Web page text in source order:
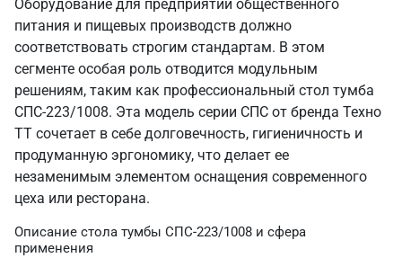
Оборудование для предприятий общественного
питания и пищевых производств должно
соответствовать строгим стандартам. В этом
сегменте особая роль отводится модульным
решениям, таким как профессиональный стол тумба
СПС-223/1008. Эта модель серии СПС от бренда Техно
ТТ сочетает в себе долговечность, гигиеничность и
продуманную эргономику, что делает ее
незаменимым элементом оснащения современного
цеха или ресторана.
Описание стола тумбы СПС-223/1008 и сфера
применения